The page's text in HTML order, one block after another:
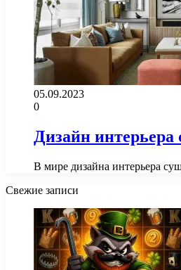
05.09.2023
0
Дизайн
В мире дизайна интерьера
Свежие записи